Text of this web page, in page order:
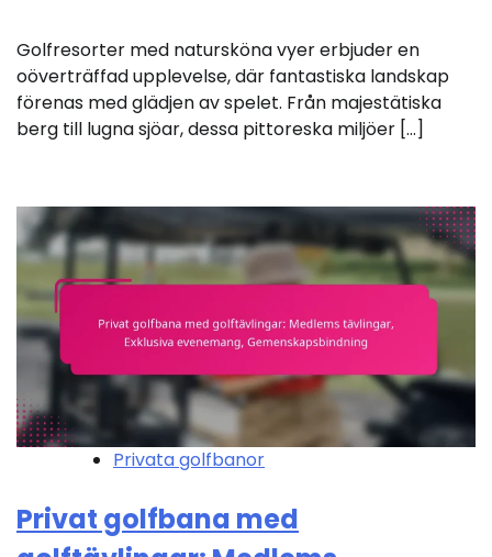
Golfresorter med natursköna vyer erbjuder en
oöverträffad upplevelse, där fantastiska landskap
förenas med glädjen av spelet. Från majestätiska
berg till lugna sjöar, dessa pittoreska miljöer […]
Privata golfbanor
Privat golfbana med